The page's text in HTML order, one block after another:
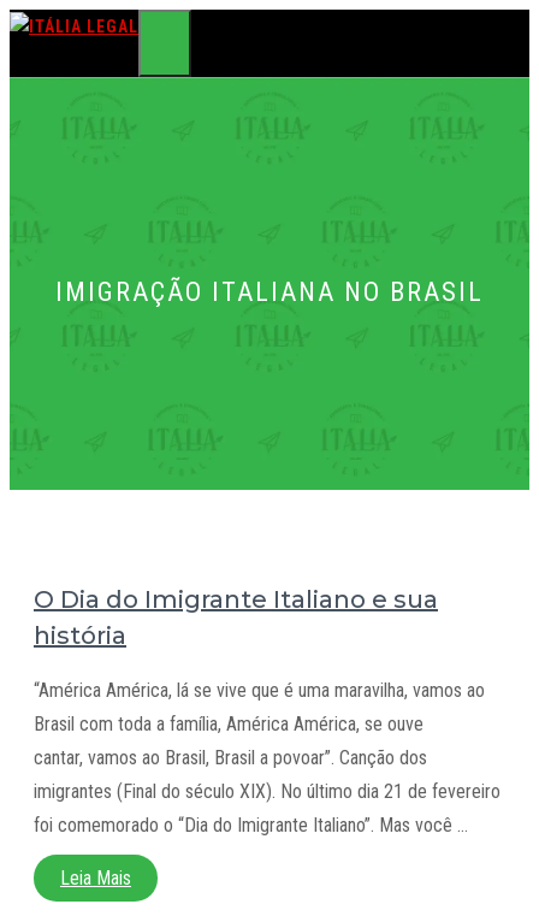
Pular
MENU
IMIGRAÇÃO ITALIANA NO BRASIL
O Dia do Imigrante Italiano e sua
história
“América América, lá se vive que é uma maravilha, vamos ao
Brasil com toda a família, América América, se ouve
cantar, vamos ao Brasil, Brasil a povoar”. Canção dos
imigrantes (Final do século XIX). No último dia 21 de fevereiro
foi comemorado o “Dia do Imigrante Italiano”. Mas você …
Leia Mais